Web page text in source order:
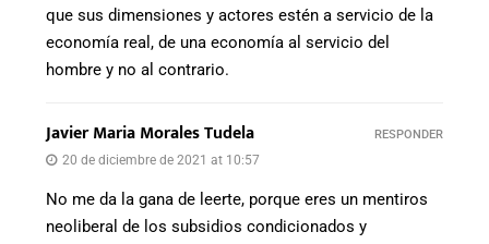
que sus dimensiones y actores estén a servicio de la
economía real, de una economía al servicio del
hombre y no al contrario.
Javier Maria Morales Tudela
20 de diciembre de 2021 at 10:57
No me da la gana de leerte, porque eres un mentiros
neoliberal de los subsidios condicionados y
RESPONDER